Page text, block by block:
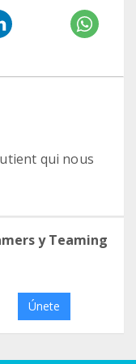
qui nous
y Teaming
Únete